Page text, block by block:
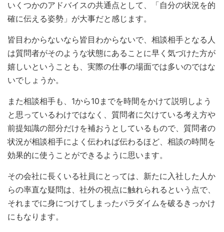
いくつかのアドバイスの共通点として、「自分の状況を的
確に伝える姿勢」が大事だと感じます。
皆目わからないなら皆目わからないで、相談相手となる人
は質問者がそのような状態にあることに早く気づけた方が
嬉しいということも、実際の仕事の場面では多いのではな
いでしょうか。
また相談相手も、1から10までを時間をかけて説明しよう
と思っているわけではなく、質問者に欠けている考え方や
前提知識の部分だけを補おうとしているもので、質問者の
状況が相談相手によく伝われば伝わるほど、相談の時間を
効果的に使うことができるように思います。
その会社に長くいる社員にとっては、新たに入社した人か
らの率直な疑問は、社外の視点に触れられるという点で、
それまでに身につけてしまったパラダイムを破るきっかけ
にもなります。